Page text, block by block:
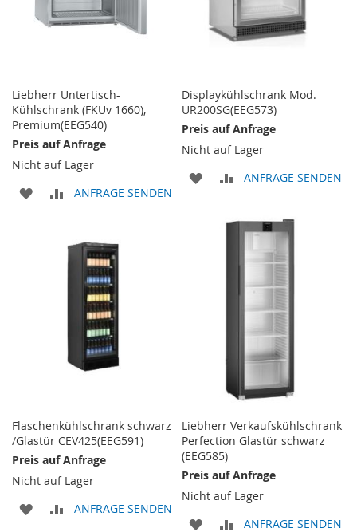
Liebherr Untertisch-
Kühlschrank (FKUv 1660),
Premium(EEG540)
Preis auf Anfrage
Nicht auf Lager
ZUR
HINZUFÜGEN
ZUR
HINZUFÜGEN
ANFRAGE SENDEN
Displaykühlschrank Mod.
UR200SG(EEG573)
Preis auf Anfrage
Nicht auf Lager
ZUR
HINZUFÜGEN
ZUR
HINZUFÜGEN
ANFRAGE SENDEN
Flaschenkühlschrank schwarz
/Glastür CEV425(EEG591)
Preis auf Anfrage
Nicht auf Lager
ZUR
ZUR
ANFRAGE SENDEN
Liebherr Verkaufskühlschrank
Perfection Glastür schwarz
(EEG585)
Preis auf Anfrage
Nicht auf Lager
ZUR
ZUR
ANFRAGE SENDEN